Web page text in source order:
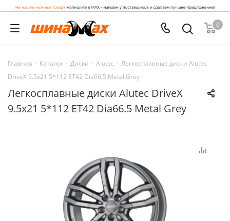
0
Главная - Каталог - Диски - Alutec - Легкосплавные диски Alutec
DriveX 9.5x21 5*112 ET42 Dia66.5 Metal Grey
Легкосплавные диски Alutec DriveX
9.5x21 5*112 ET42 Dia66.5 Metal Grey